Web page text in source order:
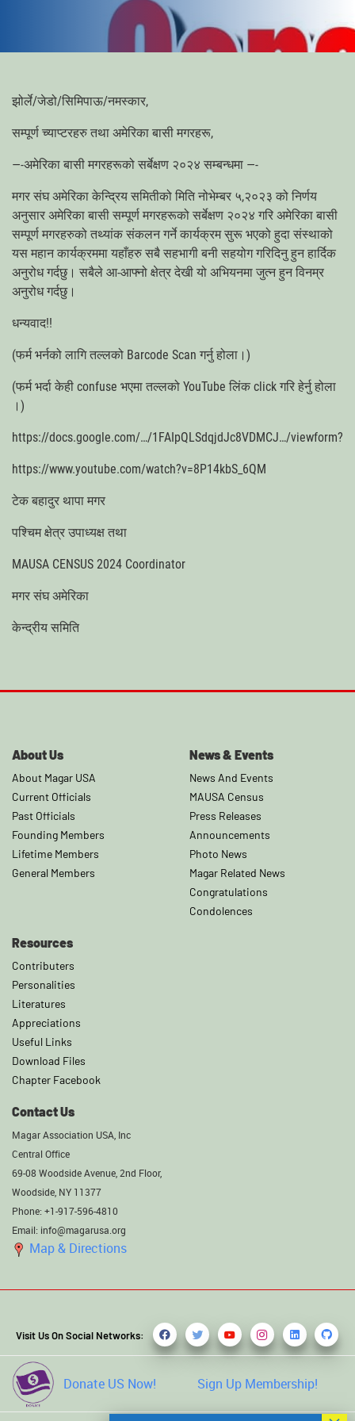
झोर्ले/जेडो/सिमिपाऊ/नमस्कार,
सम्पूर्ण च्याप्टरहरु तथा अमेरिका बासी मगरहरू,
—-अमेरिका बासी मगरहरूको सर्बेक्षण २०२४ सम्बन्धमा —-
मगर संघ अमेरिका केन्द्रिय समितीको मिति नोभेम्बर ५,२०२३ को निर्णय
अनुसार अमेरिका बासी सम्पूर्ण मगरहरूको सर्बेक्षण २०२४ गरि अमेरिका बासी
सम्पूर्ण मगरहरुको तथ्यांक संकलन गर्ने कार्यक्रम सुरू भएको हुदा संस्थाको
यस महान कार्यक्रममा यहाँहरु सबै सहभागी बनी सहयोग गरिदिनु हुन हार्दिक
अनुरोध गर्दछु। सबैले आ-आफ्नो क्षेत्र देखी यो अभियनमा जुत्न हुन विनम्र
अनुरोध गर्दछु।
धन्यवाद!!
(फर्म भर्नको लागि तल्लको Barcode Scan गर्नु होला।)
(फर्म भर्दा केही confuse भएमा तल्लको YouTube लिंक click गरि हेर्नु होला
।)
https://docs.google.com/…/1FAIpQLSdqjdJc8VDMCJ…/viewform?
https://www.youtube.com/watch?v=8P14kbS_6QM
टेक बहादुर थापा मगर
पश्चिम क्षेत्र उपाध्यक्ष तथा
MAUSA CENSUS 2024 Coordinator
मगर संघ अमेरिका
केन्द्रीय समिति
About Us
About Magar USA
Current Officials
Past Officials
Founding Members
Lifetime Members
General Members
News & Events
News And Events
MAUSA Census
Press Releases
Announcements
Photo News
Magar Related News
Congratulations
Condolences
Resources
Contributers
Personalities
Literatures
Appreciations
Useful Links
Download Files
Chapter Facebook
Contact Us
Magar Association USA, Inc
Central Office
69-08 Woodside Avenue, 2nd Floor,
Woodside, NY 11377
Phone: +1-917-596-4810
Email: info@magarusa.org
Map & Directions
Visit Us On Social Networks:
Donate US Now! Sign Up Membership!